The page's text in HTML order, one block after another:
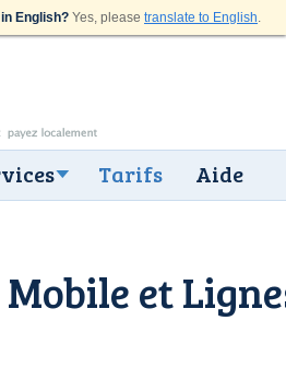
English? Yes, please translate to English.
Tarifs Aide
et